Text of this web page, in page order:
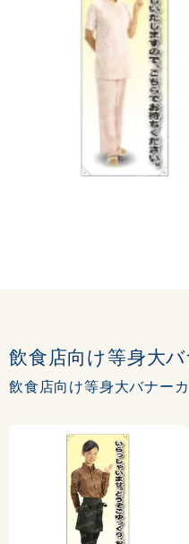
飲食店向け等身大
飲食店向け等身大バナー